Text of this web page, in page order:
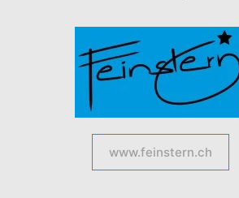
www.feinstern.ch